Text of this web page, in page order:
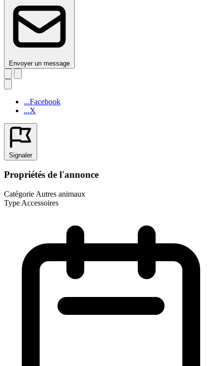
Envoyer un message
...Facebook
...X
Signaler
Propriétés de l'annonce
Catégorie Autres animaux
Type Accessoires